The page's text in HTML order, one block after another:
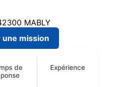
MABLY
une mission
de
Expérience